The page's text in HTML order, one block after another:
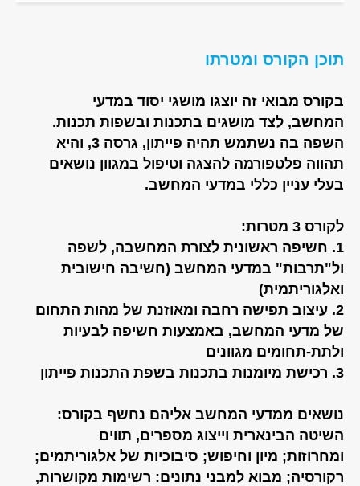
תוכן הקורס ומטרתו
בקורס מבואי זה יוצגו מושגי יסוד במדעי
המחשב, לצד מושגים בתכנות ובשפות תכנות.
השפה בה נשתמש תהיה פייתון, גרסה 3, והיא
תהווה פלטפורמה להצגה וטיפול במגוון נושאים
בעלי עניין כללי במדעי המחשב.
לקורס 3 מטרות:
1. חשיפה ראשונית לצורת המחשבה, לשפה
ול"תרבות" במדעי המחשב (חשיבה חישובית
ואלגוריתמית)
2. עיצוב תפישה רחבה ומאוזנת של מהות התחום
של מדעי המחשב, באמצעות חשיפה לבעיות
ולתת-תחומים מגוונים
3. רכישת מיומנות בתכנות בשפת התכנות פייתון
נושאים ממדעי המחשב אליהם נחשף בקורס:
השיטה הבינארית וייצוג מספרים, תווים
ומחרוזות; מיון וחיפוש; סיבוכיות של אלגוריתמים;
רקורסיה; מבוא למבני נתונים: רשימות מקושרות,